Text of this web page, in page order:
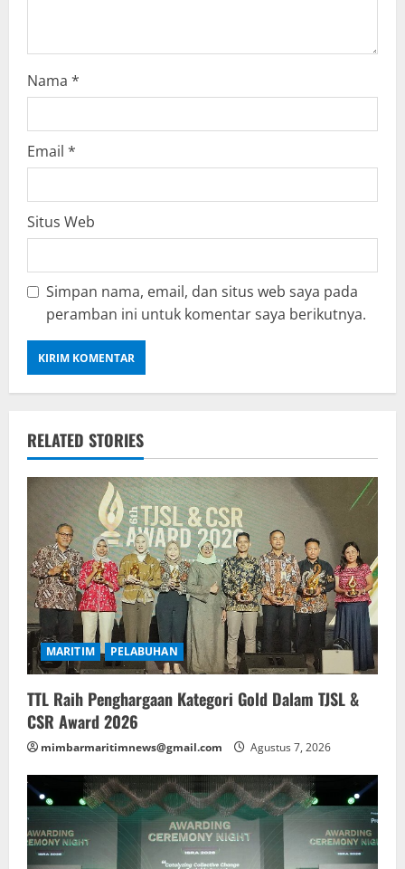
Nama *
Email *
Situs Web
Simpan nama, email, dan situs web saya pada
peramban ini untuk komentar saya berikutnya.
RELATED STORIES
MARITIM PELABUHAN
TTL Raih Penghargaan Kategori Gold Dalam TJSL &
CSR Award 2026
mimbarmaritimnews@gmail.com Agustus 7, 2026